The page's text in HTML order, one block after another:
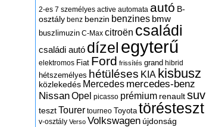
2-es 7 személyes active automata autó B-
osztály benz benzin benzines bmw
buszlimuzin C-Max citroën családi
családi autó dízel egyterű
elektromos Fiat Ford frissítés grand hibrid
hétszemélyes hétüléses KIA kisbusz
közlekedés Mercedes mercedes-benz
NissanOpel picasso prémium renaultsuv
tesztTourer tourneo Toyota törésteszt
v-osztály Verso Volkswagen újdonság